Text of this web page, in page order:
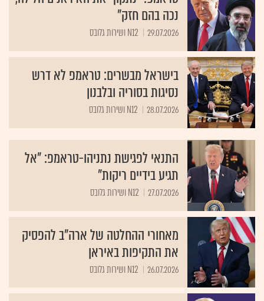
נכה בהם חזק"
29.07.2026 N12 ושירות גלובס
בישראל מבשרים: טראמפ לא דרש
נסיגות בסוריה ובלבנון
28.07.2026 N12 ושירות גלובס
התנאי לפגישת נתניהו-טראמפ: "אל
תגיע בידיים ריקות"
27.07.2026 N12 ושירות גלובס
מאחורי ההחלטה של ארה"ב להפסיק
את התקיפות באיראן
26.07.2026 N12 ושירות גלובס